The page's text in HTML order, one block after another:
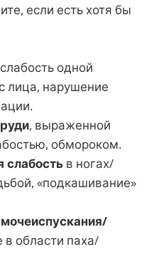
если есть хотя бы
одной
лица, нарушение
, выраженной
обмороком.
в ногах/
«подкашивание»
в области паха/